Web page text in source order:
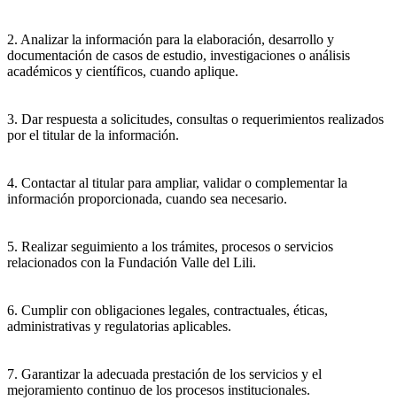
2. Analizar la información para la elaboración, desarrollo y
documentación de casos de estudio, investigaciones o análisis
académicos y científicos, cuando aplique.
3. Dar respuesta a solicitudes, consultas o requerimientos realizados
por el titular de la información.
4. Contactar al titular para ampliar, validar o complementar la
información proporcionada, cuando sea necesario.
5. Realizar seguimiento a los trámites, procesos o servicios
relacionados con la Fundación Valle del Lili.
6. Cumplir con obligaciones legales, contractuales, éticas,
administrativas y regulatorias aplicables.
7. Garantizar la adecuada prestación de los servicios y el
mejoramiento continuo de los procesos institucionales.